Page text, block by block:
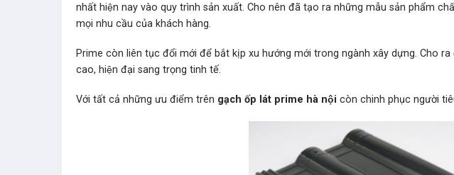
nhất hiện nay vào quy trình sản xuất. Cho nên đã tạo ra những mẫu sản phẩm
mọi nhu cầu của khách hàng.
Prime còn liên tục đổi mới để bắt kịp xu hướng mới trong ngành xây dựng. Cho
cao, hiện đại sang trọng tinh tế.
Với tất cả những ưu điểm trên gạch ốp lát prime hà nội còn chinh phục người